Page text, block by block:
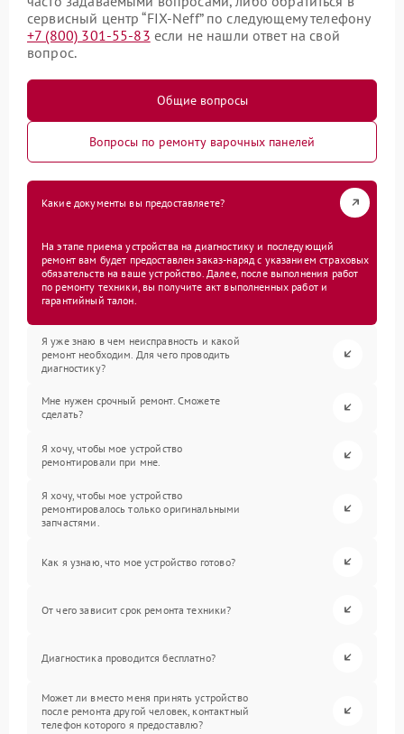
сервисный центр “FIX-Neff” по следующему телефону
+7 (800) 301-55-83 если не нашли ответ на свой
вопрос.
Общие вопросы
Вопросы по ремонту варочных панелей
Какие документы вы предоставляете?
На этапе приема устройства на диагностику и последующий
ремонт вам будет предоставлен заказ-наряд с указанием страховых
обязательств на ваше устройство. Далее, после выполнения работ
по ремонту техники, вы получите акт выполненных работ и
гарантийный талон.
Я уже знаю в чем неисправность и какой
ремонт необходим. Для чего проводить
диагностику?
Мне нужен срочный ремонт. Сможете
сделать?
Я хочу, чтобы мое устройство
ремонтировали при мне.
Я хочу, чтобы мое устройство
ремонтировалось только оригинальными
запчастями.
Как я узнаю, что мое устройство готово?
От чего зависит срок ремонта техники?
Диагностика проводится бесплатно?
Может ли вместо меня принять устройство
после ремонта другой человек, контактный
телефон которого я предоставлю?